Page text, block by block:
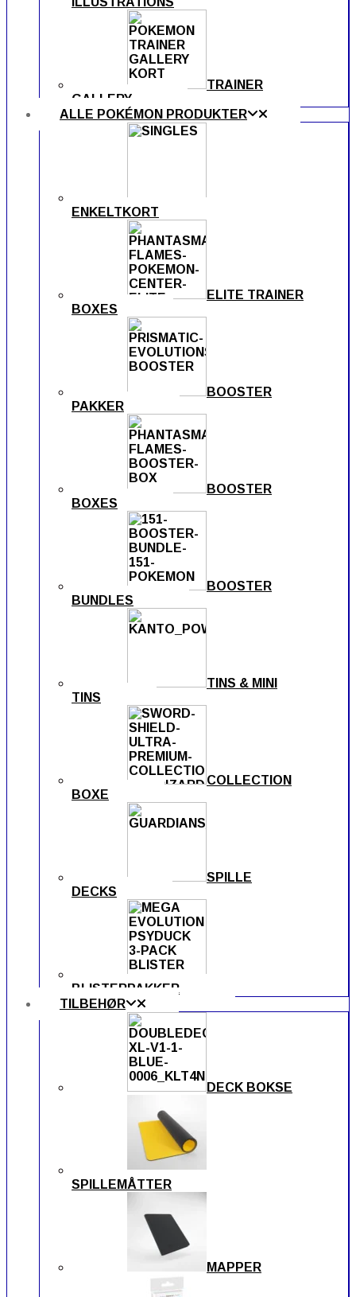
TRAINER
GALLERY
ALLE POKÉMON PRODUKTER
ENKELTKORT
ELITE TRAINER
BOXES
BOOSTER
PAKKER
BOOSTER
BOXES
BOOSTER
BUNDLES
TINS & MINI
TINS
COLLECTION
BOXE
SPILLE
DECKS
BLISTERPAKKER
TILBEHØR
DECK BOKSE
SPILLEMÅTTER
MAPPER